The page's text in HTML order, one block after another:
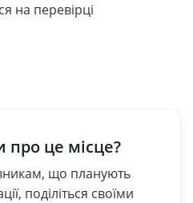
на перевірці
про це місце?
що планують
поділіться своїми